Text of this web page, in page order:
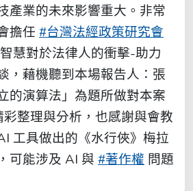
產業的未來影響重大。非常
擔任 #台灣法經政策研究會
慧對於法律人的衝擊-助力
，藉機聽到本場報告人：張
的演算法」為題所做對本案
彩整理與分析，也感謝與會教
工具做出的《水行俠》梅拉
可能涉及 AI 與 #著作權 問題